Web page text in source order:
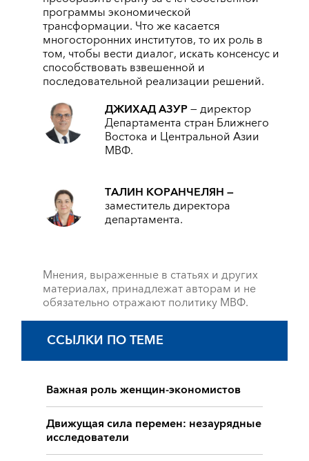
программы экономической
трансформации. Что же касается
многосторонних институтов, то их роль в
том, чтобы вести диалог, искать консенсус и
способствовать взвешенной и
последовательной реализации решений.
ДЖИХАД АЗУР— директор
Департамента стран Ближнего
Востока и Центральной Азии
МВФ.
ТАЛИН КОРАНЧЕЛЯН ―
заместитель директора
департамента.
Мнения, выраженные в статьях и других
материалах, принадлежат авторам и не
обязательно отражают политику МВФ.
ССЫЛКИ ПО ТЕМЕ
Важная роль женщин-экономистов
Движущая сила перемен: незаурядные
исследователи